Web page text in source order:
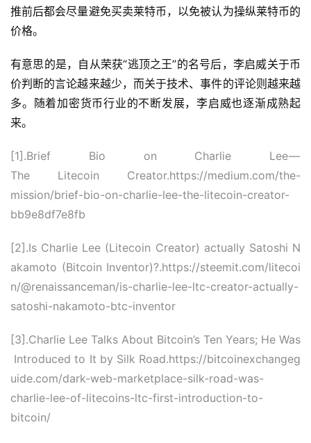
推前后都会尽量避免买卖莱特币，以免被认为操纵莱特币的
价格。
有意思的是，自从荣获“逃顶之王”的名号后，李启威关于币
价判断的言论越来越少，而关于技术、事件的评论则越来越
多。随着加密货币行业的不断发展，李启威也逐渐成熟起
来。
[1].Brief Bio on Charlie Lee —
The Litecoin Creator.https://medium.com/the-
mission/brief-bio-on-charlie-lee-the-litecoin-creator-
bb9e8df7e8fb
[2].Is Charlie Lee (Litecoin Creator) actually Satoshi N
akamoto (Bitcoin Inventor)?.https://steemit.com/litecoi
n/@renaissanceman/is-charlie-lee-ltc-creator-actually-
satoshi-nakamoto-btc-inventor
[3].Charlie Lee Talks About Bitcoin’s Ten Years; He Was
Introduced to It by Silk Road.https://bitcoinexchangeg
uide.com/dark-web-marketplace-silk-road-was-
charlie-lee-of-litecoins-ltc-first-introduction-to-
bitcoin/